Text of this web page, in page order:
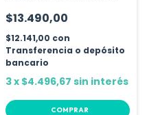
$13.490,00
$12.141,00 con
Transferencia o depósito
bancario
3x $4.496,67 sin interés
COMPRAR